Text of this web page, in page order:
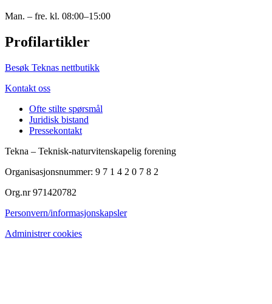
Man. – fre. kl. 08:00–15:00
Profilartikler
Besøk Teknas nettbutikk
Kontakt oss
Ofte stilte spørsmål
Juridisk bistand
Pressekontakt
Tekna – Teknisk-naturvitenskapelig forening
Organisasjonsnummer: 9 7 1 4 2 0 7 8 2
Org.nr 971420782
Personvern/informasjonskapsler
Administrer cookies